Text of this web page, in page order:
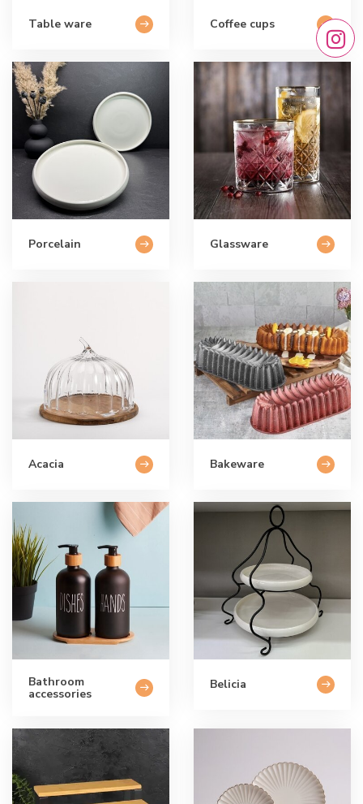
Table ware Coffee cups
Porcelain Glassware
Acacia Bakeware
Bathroom
accessories
Belicia